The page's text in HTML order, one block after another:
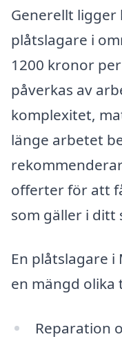
Generellt
plåtslagare i
1200 kronor
påverkas av
komplexitet,
länge arbetet
offerter för att
som gäller i ditt
En plåtslagare i
en mängd olika
Reparation